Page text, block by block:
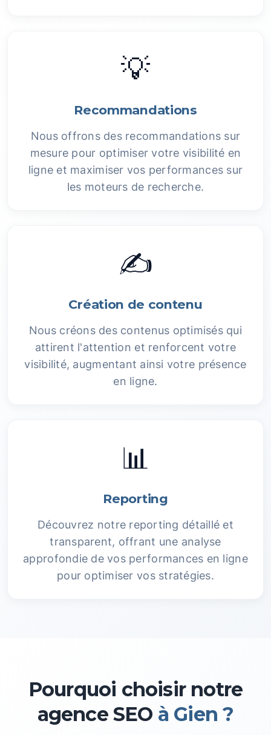
💡
Recommandations
Nous offrons des recommandations sur
mesure pour optimiser votre visibilité en
ligne et maximiser vos performances sur
les moteurs de recherche.
✍️
Création de contenu
Nous créons des contenus optimisés qui
attirent l'attention et renforcent votre
visibilité, augmentant ainsi votre présence
en ligne.
📊
Reporting
Découvrez notre reporting détaillé et
transparent, offrant une analyse
approfondie de vos performances en ligne
pour optimiser vos stratégies.
Pourquoi choisir notre
agence SEO à Gien ?